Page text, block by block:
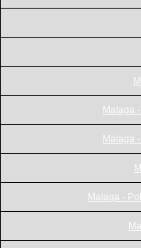
Malaga
Malaga
Malaga -